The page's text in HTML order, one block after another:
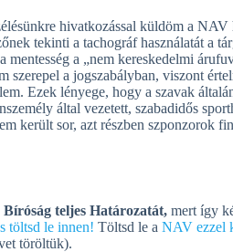
hivatkozással küldöm a NAV
tekinti a tachográf használatát a
a „nem kereskedelmi
szerepel a jogszabályban, viszont
Ezek lényege, hogy a szavak
által vezetett, szabadidős
került sor, azt részben szponzorok
Bíróság teljes Határozatát, mert így
töltsd le innen! Töltsd le a NAV ezzel
töröltük).